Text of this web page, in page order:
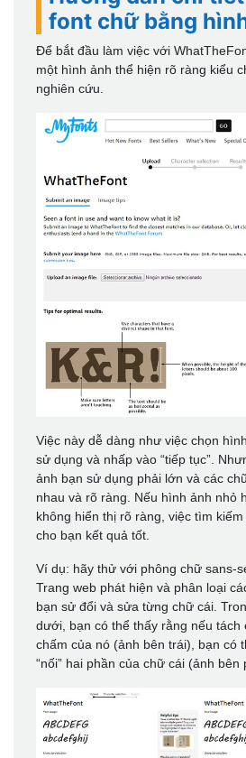
font chữ bằng
Để bắt đầu làm việc với
một hình ảnh thể hiện rõ ràng kiểu
nghiên cứu.
Việc này dễ dàng như việc chọn
sử dụng và nhấp vào “tiếp tục”.
ảnh bạn sử dụng phải lớn và các
nhau và rõ ràng. Nếu hình ảnh nhỏ
không hiển thị rõ ràng, việc tìm
cho bạn kết quả tốt.
Ví dụ: hãy thử với phông chữ sans-
Trang web phát hiện và phân loại
bạn sử đổi và sửa từng chữ cái.
dưới, bạn có thể thấy rằng nếu tách
chấm của nó (ảnh bên trái), bạn có
“nối” hai phần của chữ cái (ảnh bên